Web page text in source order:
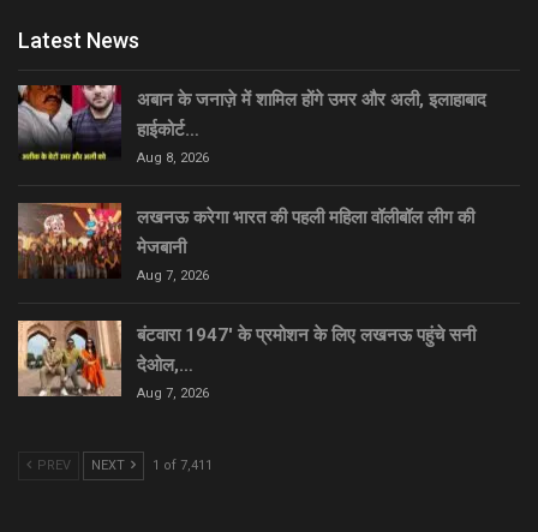
Latest News
अबान के जनाज़े में शामिल होंगे उमर और अली, इलाहाबाद
हाईकोर्ट…
Aug 8, 2026
लखनऊ करेगा भारत की पहली महिला वॉलीबॉल लीग की
मेजबानी
Aug 7, 2026
बंटवारा 1947′ के प्रमोशन के लिए लखनऊ पहुंचे सनी
देओल,…
Aug 7, 2026
PREV NEXT 1 of 7,411